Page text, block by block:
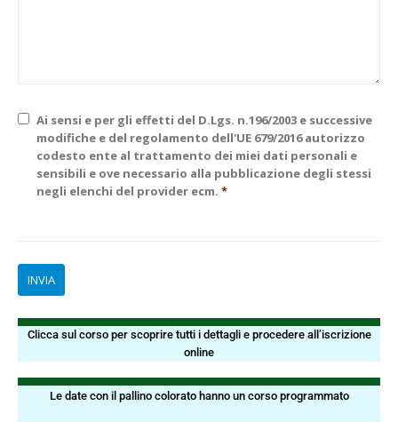
Ai sensi e per gli effetti del D.Lgs. n.196/2003 e successive
modifiche e del regolamento dell'UE 679/2016 autorizzo
codesto ente al trattamento dei miei dati personali e
sensibili e ove necessario alla pubblicazione degli stessi
negli elenchi del provider ecm.*
I PROSSIMI CORSI
Clicca sul corso per scoprire tutti i dettagli e procedere all’iscrizione
online
CORSI PER MESE
Le date con il pallino colorato hanno un corso programmato